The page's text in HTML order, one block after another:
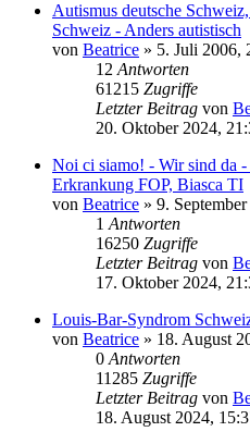
Autismus deutsche
Schweiz - Anders autistisch
von Beatrice » 5. Juli 2006,
12 Antworten
61215 Zugriffe
Letzter Beitrag von
20. Oktober 2024,
Noi ci siamo! - Wir sind da
Erkrankung FOP, Biasca TI
von Beatrice » 9.
1 Antworten
16250 Zugriffe
Letzter Beitrag von
17. Oktober 2024,
Louis-Bar-Syndrom
von Beatrice » 18. August
0 Antworten
11285 Zugriffe
Letzter Beitrag von
18. August 2024,